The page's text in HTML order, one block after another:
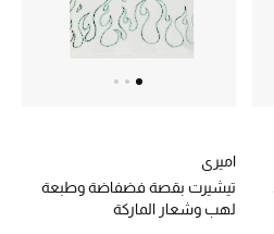
اميري
تيشيرت بقصة فضفاضة وطبعة
لهب وشعار الماركة